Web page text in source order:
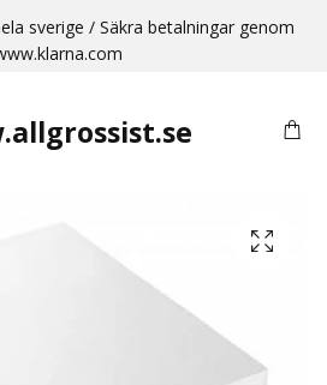
sverige / Säkra betalningar genom